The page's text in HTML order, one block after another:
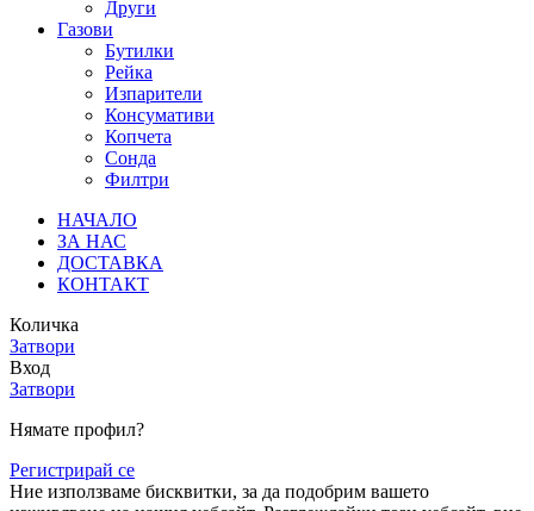
Други
Газови
Бутилки
Рейка
Изпарители
Консумативи
Копчета
Сонда
Филтри
НАЧАЛО
ЗА НАС
ДОСТАВКА
КОНТАКТ
Количка
Затвори
Вход
Затвори
Нямате профил?
Регистрирай се
Ние използваме бисквитки, за да подобрим вашето